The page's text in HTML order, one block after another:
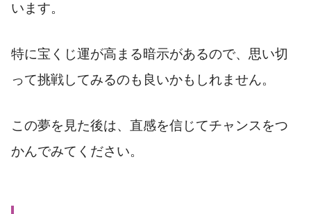
います。
特に宝くじ運が高まる暗示があるので、思い切
って挑戦してみるのも良いかもしれません。
この夢を見た後は、直感を信じてチャンスをつ
かんでみてください。